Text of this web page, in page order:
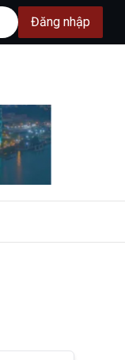
Đăng nhập